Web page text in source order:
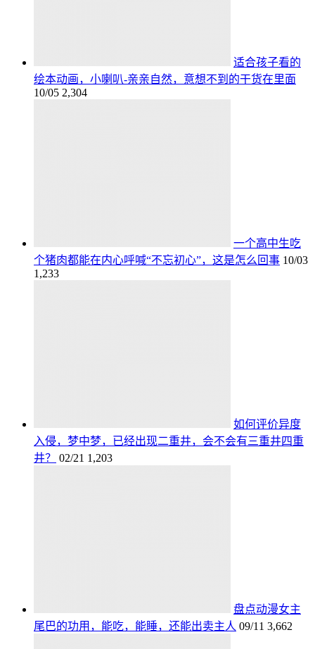
适合孩子看的
绘本动画，小喇叭-亲亲自然，意想不到的干货在里面
10/05 2,304
一个高中生吃
个猪肉都能在内心呼喊“不忘初心”，这是怎么回事 10/03
1,233
如何评价异度
入侵，梦中梦，已经出现二重井，会不会有三重井四重
井？
02/21 1,203
盘点动漫女主
尾巴的功用，能吃，能睡，还能出卖主人 09/11 3,662